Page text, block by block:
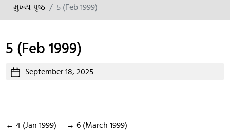
મુખ્ય પૃષ્ઠ 5 (Feb 1999)
5 (Feb 1999)
PostSeptember 18, 2025
← 4 (Jan 1999) → 6 (March 1999)